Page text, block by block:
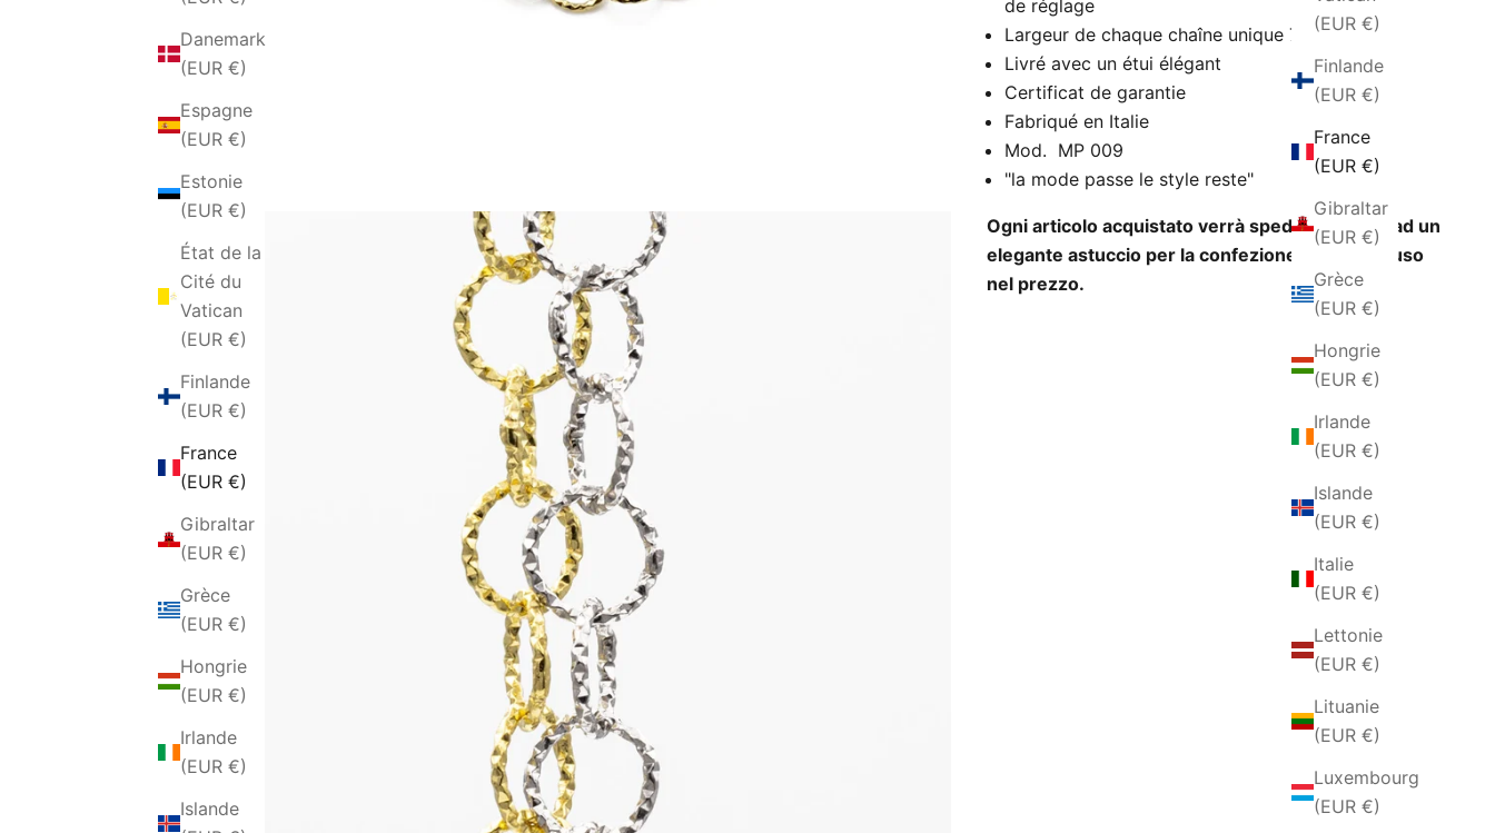
(EUR €)
Finlande
(EUR €)
France
(EUR €)
Gibraltar
(EUR €)
Grèce
(EUR €)
Hongrie
(EUR €)
Irlande
(EUR €)
Islande
(EUR €)
Italie
(EUR €)
Lettonie
(EUR €)
Lituanie
(EUR €)
Luxembourg
(EUR €)
Danemark
(EUR €)
Espagne
(EUR €)
Estonie
(EUR €)
État de la
Cité du
Vatican
(EUR €)
Finlande
(EUR €)
France
(EUR €)
Gibraltar
(EUR €)
Grèce
(EUR €)
Hongrie
(EUR €)
Irlande
(EUR €)
Islande
de réglage
Largeur de chaque chaîne unique 7 mm
Livré avec un étui élégant
Certificat de garantie
Fabriqué en Italie
Mod. MP 009
"la mode passe le style reste"
Ogni articolo acquistato verrà spedito insieme ad un
elegante astuccio per la confezione regalo incluso
nel prezzo.